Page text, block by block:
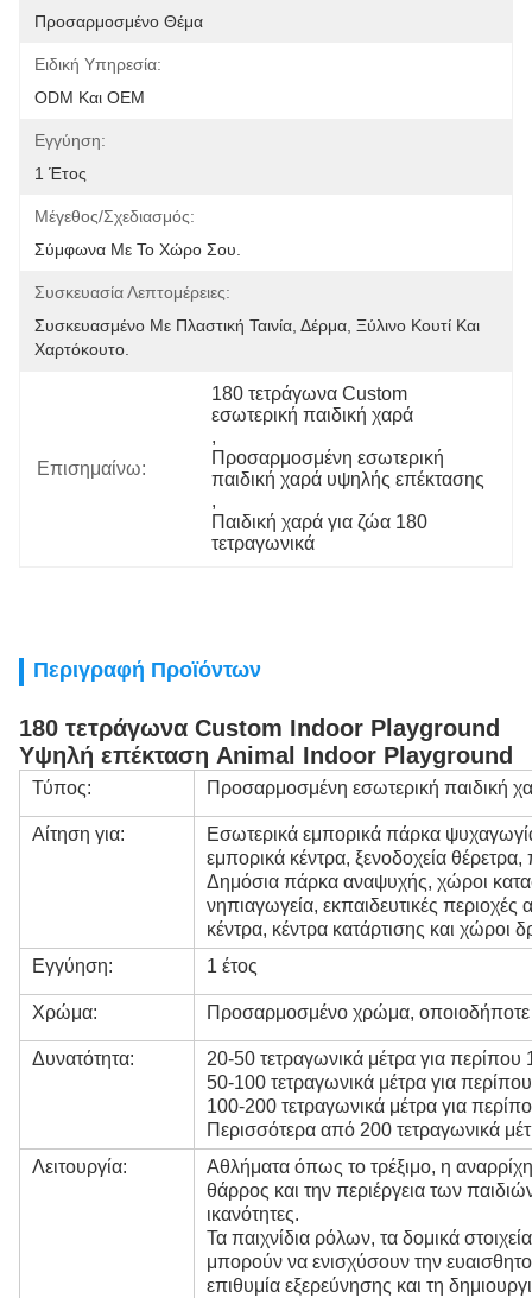
Προσαρμοσμένο Θέμα
Ειδική Υπηρεσία:
ODM Και OEM
Εγγύηση:
1 Έτος
Μέγεθος/Σχεδιασμός:
Σύμφωνα Με Το Χώρο Σου.
Συσκευασία Λεπτομέρειες:
Συσκευασμένο Με Πλαστική Ταινία, Δέρμα, Ξύλινο Κουτί Και
Χαρτόκουτο.
Επισημαίνω:
180 τετράγωνα Custom
εσωτερική παιδική χαρά
,
Προσαρμοσμένη εσωτερική
παιδική χαρά υψηλής επέκτασης
,
Παιδική χαρά για ζώα 180
τετραγωνικά
Περιγραφή Προϊόντων
180 τετράγωνα Custom Indoor Playground
Υψηλή επέκταση Animal Indoor Playground
Τύπος: Προσαρμοσμένη εσωτερική παιδική
Αίτηση για:
Εσωτερικά εμπορικά πάρκα
εμπορικά κέντρα, ξενοδοχεία
Δημόσια πάρκα αναψυχής, χώροι
νηπιαγωγεία, εκπαιδευτικές
κέντρα, κέντρα κατάρτισης και χώροι
Εγγύηση:
1 έτος
Χρώμα: Προσαρμοσμένο χρώμα, οποιοδήποτε
Δυνατότητα:
20-50 τετραγωνικά μέτρα για περίπου
50-100 τετραγωνικά μέτρα για
100-200 τετραγωνικά μέτρα για
Περισσότερα από 200 τετραγωνικά
Λειτουργία:
Αθλήματα όπως το τρέξιμο, η
θάρρος και την περιέργεια των
ικανότητες.
Τα παιχνίδια ρόλων, τα δομικά
μπορούν να ενισχύσουν την
επιθυμία εξερεύνησης και τη